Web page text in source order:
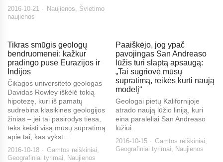
2016-10-21 Naujienos
Švietimo
naujienos
Tikras smūgis geologų
bendruomenei: kažkur
pradingo pusė Eurazijos ir
Indijos
Čikagos universiteto geologas
Davidas Rowley iškėlė tokią
hipotezę, kuri iš pamatų
sudrebina klasikines geologijos
žinias – jei tai pasirodys tiesa,
teks keisti visą mūsų supratimą
apie tai, kas vykst...
2016-10-18 Gamtos reiškiniai
Geografiniai tyrimai
Naujienos
Paaiškėjo, jog ypač
pavojingas San Andreaso
lūžis turi slaptą apsaugą:
„Tai sugriovė mūsų
supratimą, reikės kurti naują
modelį“
Geologai pietų Kalifornijoje
atrado naują lūžio liniją, kuri
eina paraleliai San Andreaso
lūžiui.
2016-10-15 Gamtos reiškiniai
Geografiniai tyrimai
Naujienos